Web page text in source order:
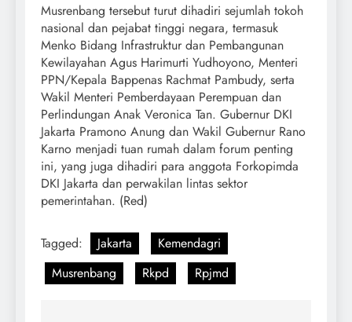
Musrenbang tersebut turut dihadiri sejumlah tokoh
nasional dan pejabat tinggi negara, termasuk
Menko Bidang Infrastruktur dan Pembangunan
Kewilayahan Agus Harimurti Yudhoyono, Menteri
PPN/Kepala Bappenas Rachmat Pambudy, serta
Wakil Menteri Pemberdayaan Perempuan dan
Perlindungan Anak Veronica Tan. Gubernur DKI
Jakarta Pramono Anung dan Wakil Gubernur Rano
Karno menjadi tuan rumah dalam forum penting
ini, yang juga dihadiri para anggota Forkopimda
DKI Jakarta dan perwakilan lintas sektor
pemerintahan. (Red)
Tagged: Jakarta
Kemendagri
Musrenbang
Rkpd Rpjmd